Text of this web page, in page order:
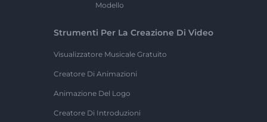
Modello
Strumenti Per La Creazione Di Video
Visualizzatore Musicale Gratuito
Creatore Di Animazioni
Animazione Del Logo
Creatore Di Introduzioni